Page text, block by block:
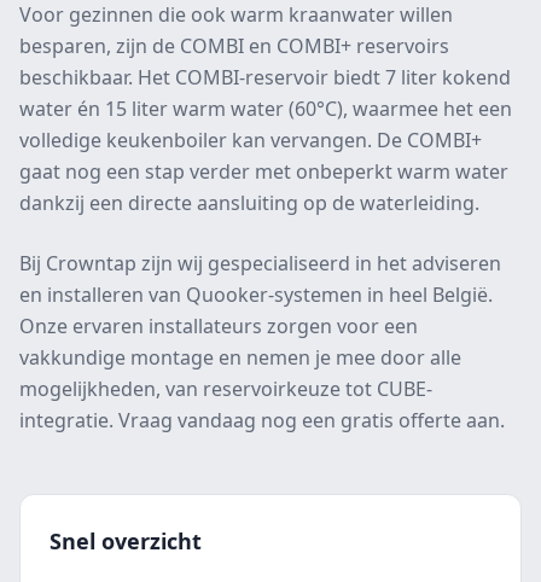
Voor gezinnen die ook warm kraanwater willen
besparen, zijn de COMBI en COMBI+ reservoirs
beschikbaar. Het COMBI-reservoir biedt 7 liter kokend
water én 15 liter warm water (60°C), waarmee het een
volledige keukenboiler kan vervangen. De COMBI+
gaat nog een stap verder met onbeperkt warm water
dankzij een directe aansluiting op de waterleiding.
Bij Crowntap zijn wij gespecialiseerd in het adviseren
en installeren van Quooker-systemen in heel België.
Onze ervaren installateurs zorgen voor een
vakkundige montage en nemen je mee door alle
mogelijkheden, van reservoirkeuze tot CUBE-
integratie. Vraag vandaag nog een gratis offerte aan.
Snel overzicht